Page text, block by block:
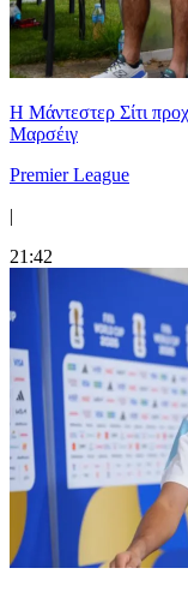
Η Μάντεστερ Σίτι
Μαρσέιγ
Premier League
|
21:42